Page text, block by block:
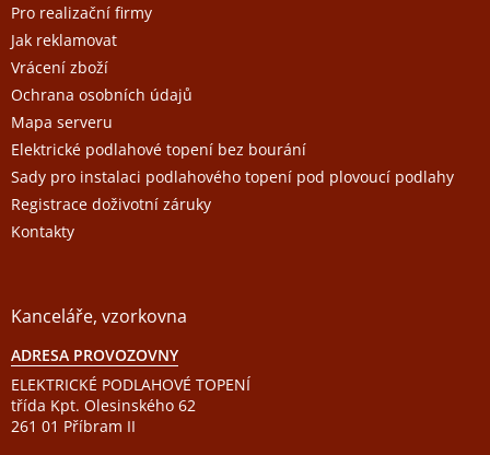
u
Pro realizační firmy
Jak reklamovat
Vrácení zboží
Ochrana osobních údajů
Mapa serveru
Elektrické podlahové topení bez bourání
Sady pro instalaci podlahového topení pod plovoucí podlahy
Registrace doživotní záruky
Kontakty
Kanceláře, vzorkovna
ADRESA PROVOZOVNY
ELEKTRICKÉ PODLAHOVÉ TOPENÍ
třída Kpt. Olesinského 62
261 01 Příbram II